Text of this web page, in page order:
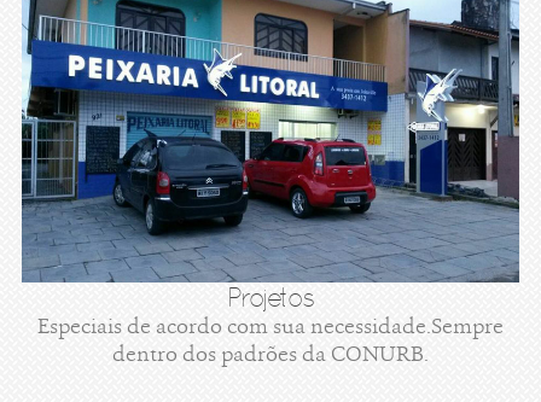
Projetos
Especiais de acordo com sua necessidade.Sempre
dentro dos padrões da CONURB.